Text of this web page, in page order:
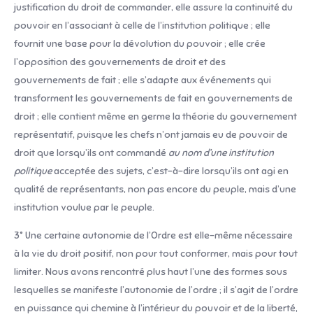
justification du droit de commander, elle assure la continuité du
pouvoir en l’associant à celle de l’institution politique ; elle
fournit une base pour la dévolution du pouvoir ; elle crée
l’opposition des gouvernements de droit et des
gouvernements de fait ; elle s’adapte aux événements qui
transforment les gouvernements de fait en gouvernements de
droit ; elle contient même en germe la théorie du gouvernement
représentatif, puisque les chefs n’ont jamais eu de pouvoir de
droit que lorsqu’ils ont commandé au nom d’une institution
politiqueacceptée des sujets, c’est-à-dire lorsqu’ils ont agi en
qualité de représentants, non pas encore du peuple, mais d’une
institution voulue par le peuple.
3° Une certaine autonomie de l’Ordre est elle-même nécessaire
à la vie du droit positif, non pour tout conformer, mais pour tout
limiter. Nous avons rencontré plus haut l’une des formes sous
lesquelles se manifeste l’autonomie de l’ordre ; il s’agit de l’ordre
en puissance qui chemine à l’intérieur du pouvoir et de la liberté,